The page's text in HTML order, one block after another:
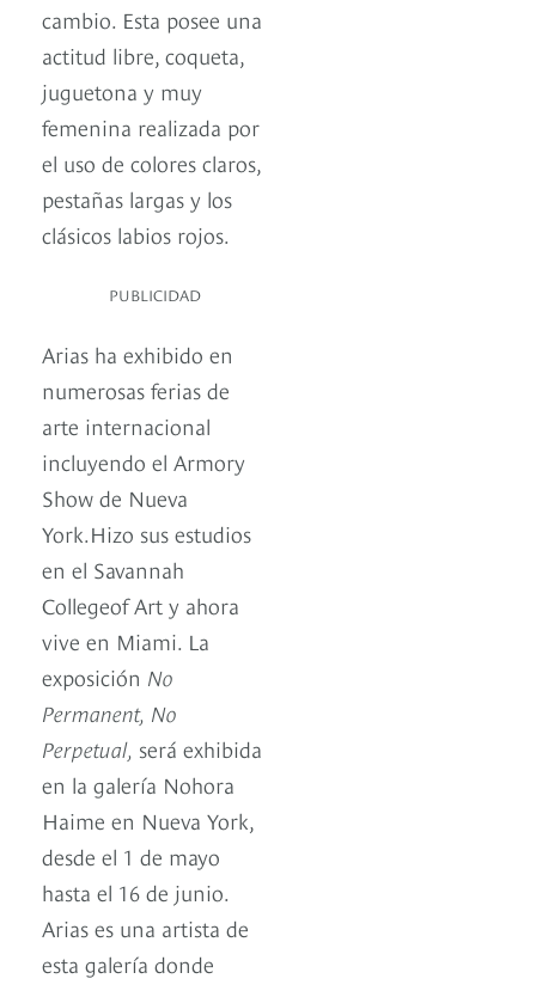
cambio. Esta posee una
actitud libre, coqueta,
juguetona y muy
femenina realizada por
el uso de colores claros,
pestañas largas y los
clásicos labios rojos.
PUBLICIDAD
Arias ha exhibido en
numerosas ferias de
arte internacional
incluyendo el Armory
Show de Nueva
York.Hizo sus estudios
en el Savannah
Collegeof Art y ahora
vive en Miami. La
exposición No
Permanent, No
Perpetual, será exhibida
en la galería Nohora
Haime en Nueva York,
desde el 1 de mayo
hasta el 16 de junio.
Arias es una artista de
esta galería donde